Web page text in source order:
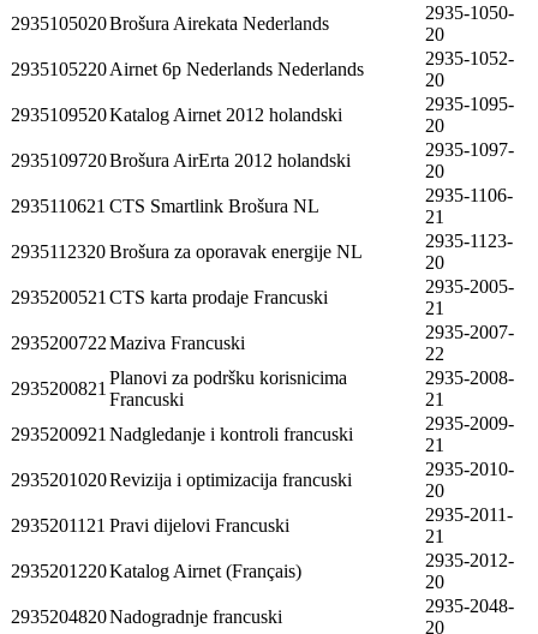
2935105020Brošura Airekata Nederlands
2935-1050-
20
2935105220Airnet 6p Nederlands Nederlands
2935-1052-
20
2935109520Katalog Airnet 2012 holandski
2935-1095-
20
2935109720Brošura AirErta 2012 holandski
2935-1097-
20
2935110621 CTS Smartlink Brošura NL
2935-1106-
21
2935112320Brošura za oporavak energije NL
2935-1123-
20
2935200521 CTS karta prodaje Francuski
2935-2005-
21
2935200722Maziva Francuski
2935-2007-
22
2935200821
Planovi za podršku korisnicima
Francuski
2935-2008-
21
2935200921 Nadgledanje i kontroli francuski
2935-2009-
21
2935201020Revizija i optimizacija francuski
2935-2010-
20
2935201121 Pravi dijelovi Francuski
2935-2011-
21
2935201220Katalog Airnet (Français)
2935-2012-
20
2935204820Nadogradnje francuski
2935-2048-
20